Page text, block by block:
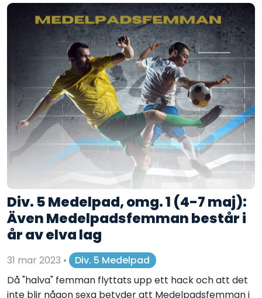
Div. 5 Medelpad, omg. 1 (4-7 maj):
Även Medelpadsfemman består i
år av elva lag
31 mar 2023 •
Div. 5 Medelpad
Då "halva" femman flyttats upp ett hack och att det
inte blir någon sexa betyder att Medelpadsfemman i